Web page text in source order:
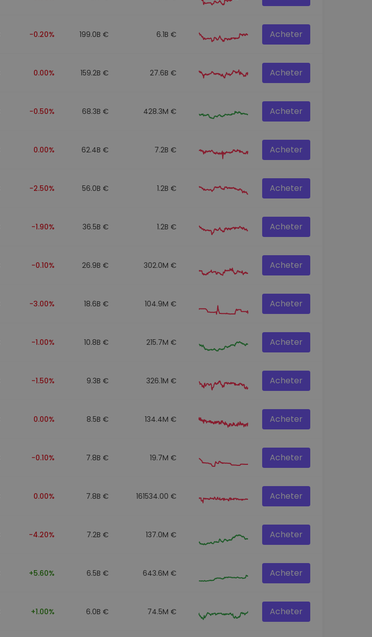
-0.20% 199.0B € 6.1B € Acheter
0.00% 159.2B € 27.6B € Acheter
-0.50% 68.3B € 428.3M € Acheter
0.00% 62.4B € 7.2B € Acheter
-2.50% 56.0B € 1.2B € Acheter
-1.90% 36.5B € 1.2B € Acheter
-0.10% 26.9B € 302.0M € Acheter
-3.00% 18.6B € 104.9M € Acheter
-1.00% 10.8B € 215.7M € Acheter
-1.50% 9.3B € 326.1M € Acheter
0.00% 8.5B € 134.4M € Acheter
-0.10% 7.8B € 19.7M € Acheter
0.00% 7.8B € 161534.00 € Acheter
-4.20% 7.2B € 137.0M € Acheter
+5.60% 6.5B € 643.6M € Acheter
+1.00% 6.0B € 74.5M € Acheter